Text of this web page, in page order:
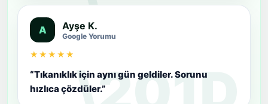
A Ayşe K.
Google Yorumu
★★★★★
“Tıkanıklık için aynı gün geldiler. Sorunu
hızlıca çözdüler.”